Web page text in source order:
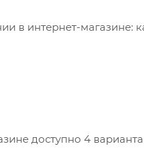
в интернет-магазине:
необходимо
доступно 4